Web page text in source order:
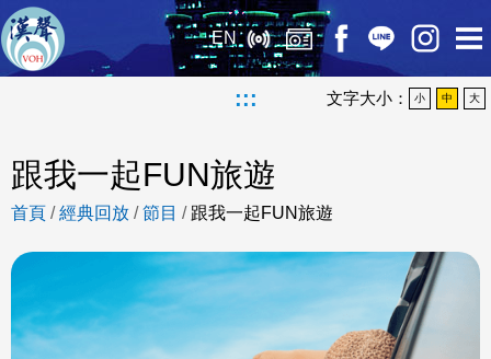
EN
::: 文字大小： 小 中 大
跟我一起FUN旅遊
首頁 /經典回放 /節目 / 跟我一起FUN旅遊